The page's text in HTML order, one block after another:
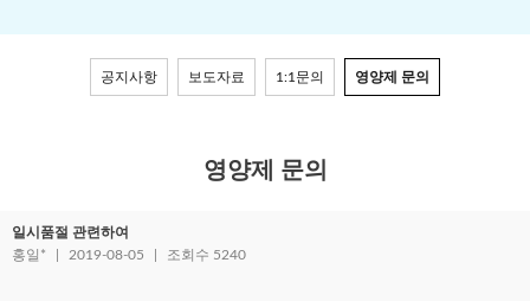
공지사항 보도자료 1:1문의 영양제 문의
영양제 문의
일시품절 관련하여
홍일*
2019-08-05 조회수 5240